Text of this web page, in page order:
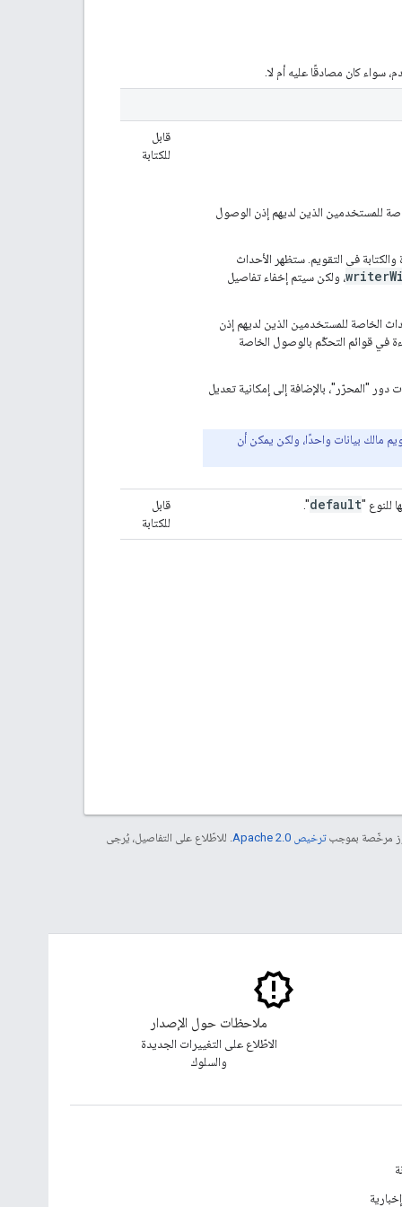
سواء كان مصادقًا عليه أم لا.
للمستخدمين الذين لديهم إذن الوصول
والكتابة في التقويم. ستظهر الأحداث
، ولكن سيتم إخفاء تفاصيل
الخاصة للمستخدمين الذين لديهم إذن
في قوائم التحكّم بالوصول الخاصة
"المحرّر"، بالإضافة إلى إمكانية تعديل
مالك بيانات واحدًا، ولكن يمكن أن
قابل
للكتابة
للنوع "default
".
قابل
للكتابة
مرخّصة بموجبترخيص Apache 2.0‏
. للاطّلاع على التفاصيل، يُرجى
ملاحظات حول الإصدار
الاطّلاع على التغييرات الجديدة
والسلوك